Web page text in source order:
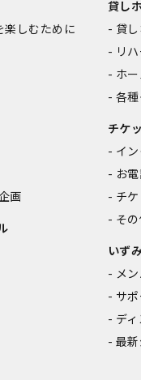
楽しむために
画
貸し
貸
リ
ホ
各
チケ
イ
お
チ
そ
いず
メ
サ
デ
最